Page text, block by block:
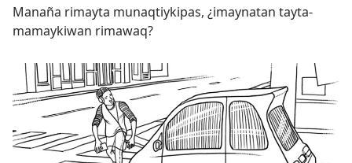
Manaña rimayta munaqtiykipas, ¿imaynatan tayta-
mamaykiwan rimawaq?